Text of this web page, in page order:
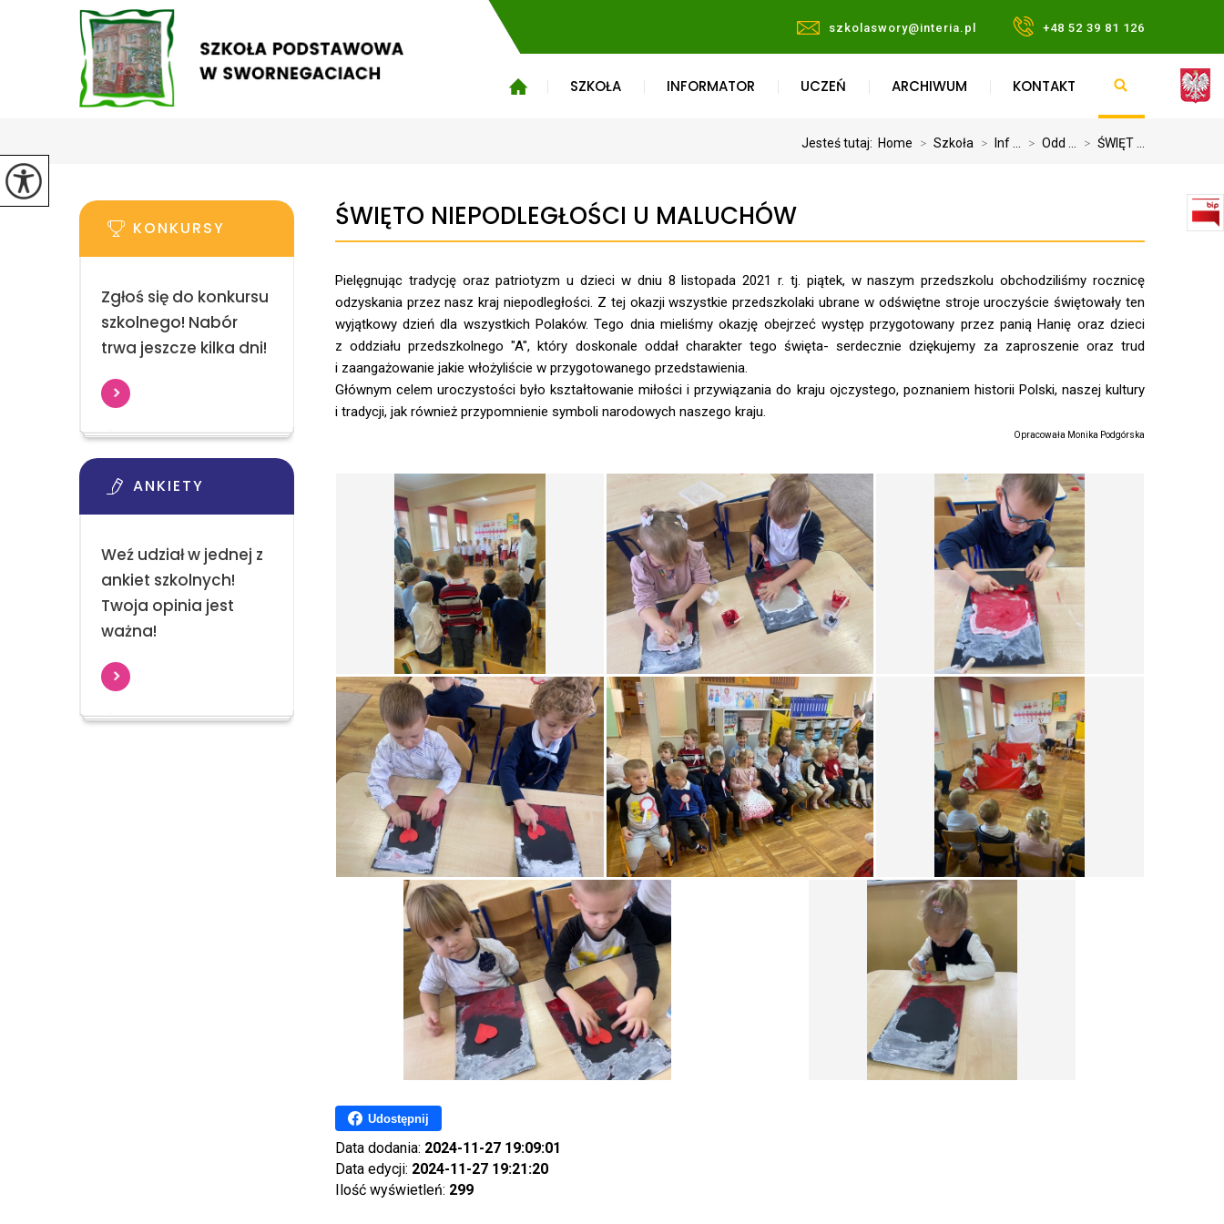
szkolaswory@interia.pl +48 52 39 81 126
SZKOŁA INFORMATOR UCZEŃ ARCHIWUM KONTAKT
Jesteś tutaj: Home > Szkoła > Inf ... > Odd ... > ŚWIĘT ...
ŚWIĘTO NIEPODLEGŁOŚCI U MALUCHÓW
Pielęgnując tradycję oraz patriotyzm u dzieci w dniu 8 listopada 2021 r. tj. piątek, w naszym przedszkolu obchodziliśmy rocznicę
odzyskania przez nasz kraj niepodległości. Z tej okazji wszystkie przedszkolaki ubrane w odświętne stroje uroczyście świętowały ten
wyjątkowy dzień dla wszystkich Polaków. Tego dnia mieliśmy okazję obejrzeć występ przygotowany przez panią Hanię oraz dzieci
z oddziału przedszkolnego "A", który doskonale oddał charakter tego święta- serdecznie dziękujemy za zaproszenie oraz trud
i zaangażowanie jakie włożyliście w przygotowanego przedstawienia.
Głównym celem uroczystości było kształtowanie miłości i przywiązania do kraju ojczystego, poznaniem historii Polski, naszej kultury
i tradycji, jak również przypomnienie symboli narodowych naszego kraju.
Opracowała Monika Podgórska
Udostępnij
Data dodania: 2024-11-27 19:09:01
Data edycji: 2024-11-27 19:21:20
Ilość wyświetleń: 299
KONKURSY
Zgłoś się do konkursu
szkolnego! Nabór
trwa jeszcze kilka dni!
ANKIETY
Weź udział w jednej z
ankiet szkolnych!
Twoja opinia jest
ważna!